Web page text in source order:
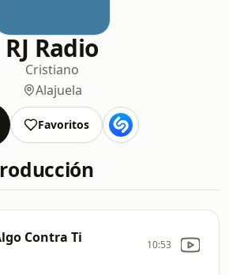
RJ Radio
Cristiano
Alajuela
Favoritos
Contra Ti 10:53